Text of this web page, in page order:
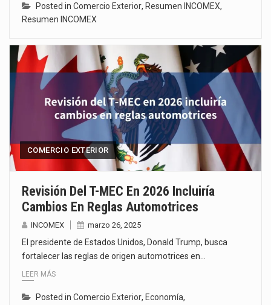
Posted in Comercio Exterior, Resumen INCOMEX,
Resumen INCOMEX
COMERCIO EXTERIOR
Revisión Del T-MEC En 2026 Incluiría
Cambios En Reglas Automotrices
INCOMEX marzo 26, 2025
El presidente de Estados Unidos, Donald Trump, busca
fortalecer las reglas de origen automotrices en…
LEER MÁS
Posted in Comercio Exterior, Economía,